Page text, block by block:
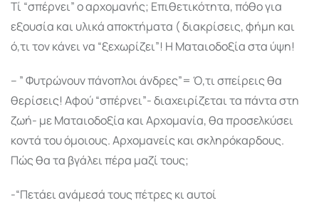
Τί “σπέρνει” ο αρχομανής; Επιθετικότητα, πόθο για
εξουσία και υλικά αποκτήματα ( διακρίσεις, φήμη και
ό,τι τον κάνει να “ξεχωρίζει”! Η Ματαιοδοξία στα ύψη!
– ” Φυτρώνουν πάνοπλοι άνδρες”= Ό,τι σπείρεις θα
θερίσεις! Αφού “σπέρνει”- διαχειρίζεται τα πάντα στη
ζωή- με Ματαιοδοξία και Αρχομανία, θα προσελκύσει
κοντά του όμοιους. Αρχομανείς και σκληρόκαρδους.
Πώς θα τα βγάλει πέρα μαζί τους;
-“Πετάει ανάμεσά τους πέτρες κι αυτοί